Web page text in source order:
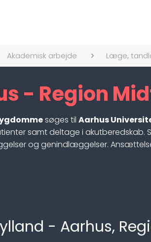
Akademisk arbejde Læge,
- Region
søges til Aarhus
samt deltage i
og genindlæggelser.
- Aarhus,